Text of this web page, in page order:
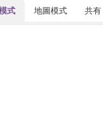
式 地圖模式 共有